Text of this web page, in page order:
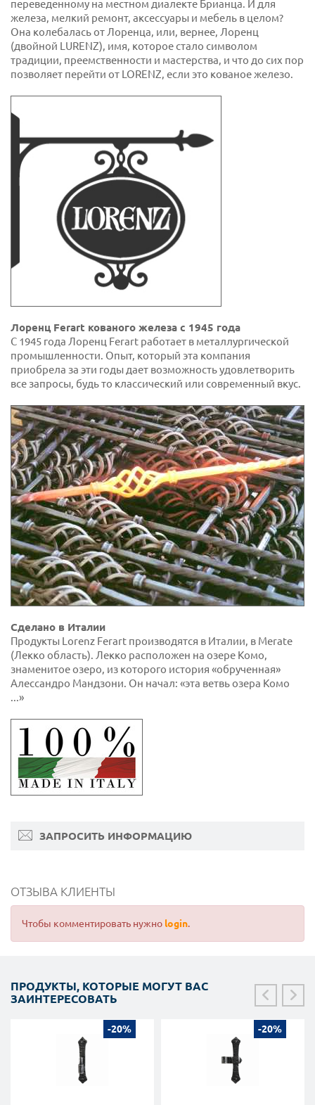
переведенному на местном диалекте Брианца. И для
железа, мелкий ремонт, аксессуары и мебель в целом?
Она колебалась от Лоренца, или, вернее, Лоренц
(двойной LURENZ), имя, которое стало символом
традиции, преемственности и мастерства, и что до сих пор
позволяет перейти от LORENZ, если это кованое железо.
Лоренц Ferart кованого железа с 1945 года
С 1945 года Лоренц Ferart работает в металлургической
промышленности. Опыт, который эта компания
приобрела за эти годы дает возможность удовлетворить
все запросы, будь то классический или современный вкус.
Сделано в Италии
Продукты Lorenz Ferart производятся в Италии, в Merate
(Лекко область). Лекко расположен на озере Комо,
знаменитое озеро, из которого история «обрученная»
Алессандро Мандзони. Он начал: «эта ветвь озера Комо
...»
ЗАПРОСИТЬ ИНФОРМАЦИЮ
ОТЗЫВА КЛИЕНТЫ
Чтобы комментировать нужно login.
ПРОДУКТЫ, КОТОРЫЕ МОГУТ ВАС
ЗАИНТЕРЕСОВАТЬ
-20% -20%